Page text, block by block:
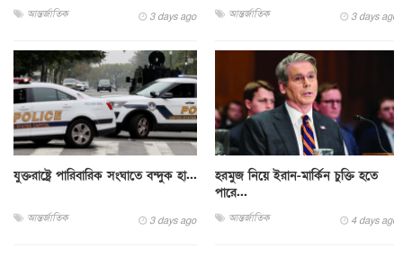
আন্তর্জাতিক 3 days ago আন্তর্জাতিক 3 days ago
যুক্তরাষ্ট্রে পারিবারিক সংঘাতে বন্দুক হা...
আন্তর্জাতিক 3 days ago
হরমুজ নিয়ে ইরান-মার্কিন চুক্তি হতে
পারে...
আন্তর্জাতিক 4 days ago